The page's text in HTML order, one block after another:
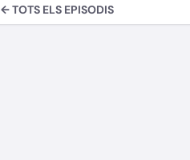
← TOTS ELS EPISODIS